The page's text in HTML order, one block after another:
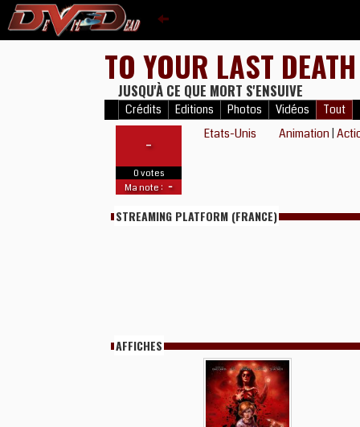
TO YOUR LAST
JUSQU'À CE QUE MORT S'ENSUIVE
Crédits Editions Photos Vidéos Tout
-
0 votes
Ma note : -
Etats-Unis Animation |
STREAMING PLATFORM (FRANCE)
AFFICHES